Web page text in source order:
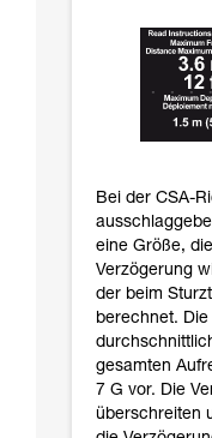
Bei der CSA-
eine Größe,
Verzögerung
der beim
berechnet.
gesamten
7 G vor. Die
überschreiten